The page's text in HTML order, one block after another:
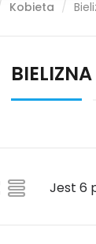
Kobieta
Jest 6